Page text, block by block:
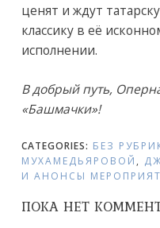
ценят и ждут
классику в её
исполнении.
В добрый путь,
«Башмачки»!
CATEGORIES: БЕЗ
МУХАМЕДЬЯРОВОЙ ,
И АНОНСЫ
ПОКА НЕТ